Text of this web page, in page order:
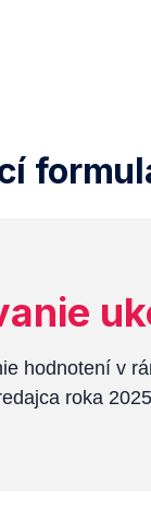
hodnotení v
roka